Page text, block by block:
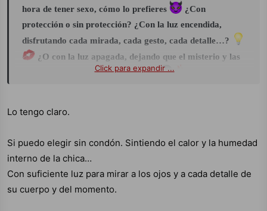
hora de tener sexo, cómo lo prefieres
¿Con
protección o sin protección? ¿Con la luz encendida,
disfrutando cada mirada, cada gesto, cada detalle…?
¿O con la luz apagada, dejando que el misterio y las
sensaciones guíen cada instante…?
sienten?...
Click para expandir ...
Lo tengo claro.
Si puedo elegir sin condón. Sintiendo el calor y la humedad
interno de la chica…
Con suficiente luz para mirar a los ojos y a cada detalle de
su cuerpo y del momento.